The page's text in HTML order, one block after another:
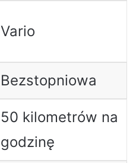
Vario
Bezstopniowa
50 kilometrów na
godzinę